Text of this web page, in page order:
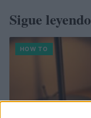
Sigue leyendo
HOW TO